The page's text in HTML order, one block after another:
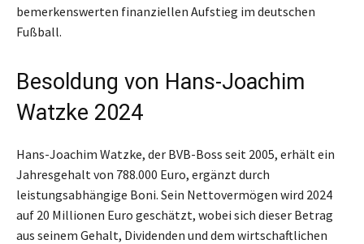
bemerkenswerten finanziellen Aufstieg im deutschen
Fußball.
Besoldung von Hans-Joachim
Watzke 2024
Hans-Joachim Watzke, der BVB-Boss seit 2005, erhält ein
Jahresgehalt von 788.000 Euro, ergänzt durch
leistungsabhängige Boni. Sein Nettovermögen wird 2024
auf 20 Millionen Euro geschätzt, wobei sich dieser Betrag
aus seinem Gehalt, Dividenden und dem wirtschaftlichen